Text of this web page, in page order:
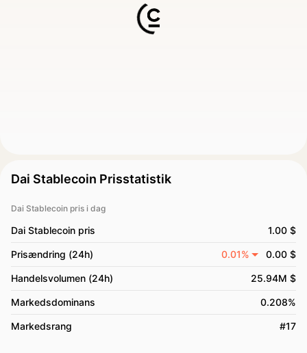
Dai Stablecoin Prisstatistik
Dai Stablecoin pris i dag
Dai Stablecoin pris 1.00 $
Prisændring (24h) 0.01% 0.00 $
Handelsvolumen (24h) 25.94M $
Markedsdominans 0.208%
Markedsrang #17